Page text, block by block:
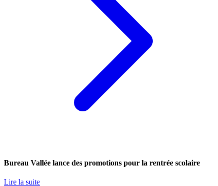
Bureau Vallée lance des promotions pour la rentrée scolaire
Lire la suite